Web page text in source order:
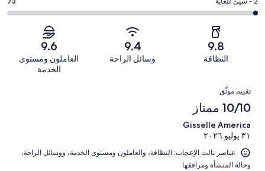
أصل
523
مقبول.
تقييمات
النزلاء
4
من
تقييمات
النزلاء
التصنيف
من
أصل
4378
من
تقييمات
النزلاء
9.8
النظافة
9.4
وسائل الراحة
9.6
العاملون ومستوى
الخدمة
التقييمات
تقييم موثَّق
10/10 ممتاز
Gisselle America
٣١ يوليو ٢٠٢٦
عناصر نالت الإعجاب: ⁦النظافة⁩، و⁦العاملون ومستوى الخدمة⁩، و⁦وسائل الراحة⁩،
و⁦حالة المنشأة ومرافقها⁩